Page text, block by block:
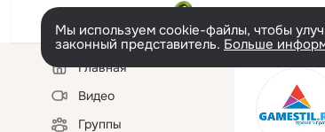
Мы используем cookie-файлы, чтобы
законный представитель. Больше
Левая
колонкаГлавная
Видео
Группы